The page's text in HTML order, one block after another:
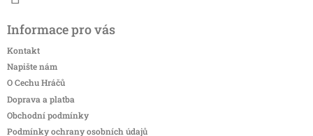
Informace pro vás
Kontakt
Napište nám
O Cechu Hráčů
Doprava a platba
Obchodní podmínky
Podmínky ochrany osobních údajů